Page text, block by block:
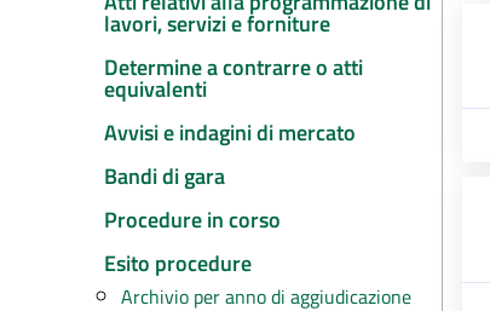
lavori, servizi e forniture
Determine a contrarre o atti
equivalenti
Avvisi e indagini di mercato
Bandi di gara
Procedure in corso
Esito procedure
Archivio per anno di aggiudicazione